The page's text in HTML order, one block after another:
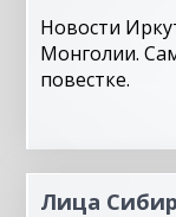
Новости
Монголии.
повестке.
Лица